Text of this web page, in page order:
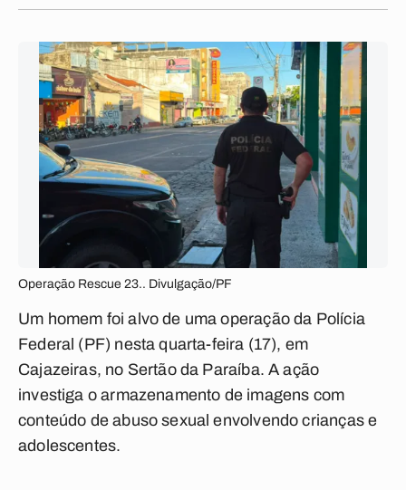
Operação Rescue 23.. Divulgação/PF
Um homem foi alvo de uma operação da Polícia
Federal (PF) nesta quarta-feira (17), em
Cajazeiras, no Sertão da Paraíba. A ação
investiga o armazenamento de imagens com
conteúdo de abuso sexual envolvendo crianças e
adolescentes.